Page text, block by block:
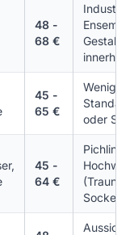
48 -
68 €
innerhalb
45 -
65 €
Wenige
oder
45 -
64 €
Pichling
Sockel-